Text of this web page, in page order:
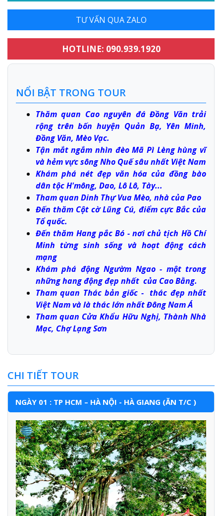
TƯ VẤN QUA ZALO
HOTLINE: 090.939.1920
NỔI BẬT TRONG TOUR
Thăm quan Cao nguyên đá Đồng Văn trải
rộng trên bốn huyện Quản Bạ, Yên Minh,
Đồng Văn, Mèo Vạc.
Tận mắt ngắm nhìn đèo Mã Pì Lèng hùng vĩ
và hẻm vực sông Nho Quế sâu nhất Việt Nam
Khám phá nét đẹp văn hóa của đồng bào
dân tộc H'mông, Dao, Lô Lô, Tày...
Tham quan Dinh Thự Vua Mèo, nhà của Pao
Đến thăm Cột cờ Lũng Cú, điểm cực Bắc của
Tổ quốc.
Đến thăm Hang pắc Bó - nơi chủ tịch Hồ Chí
Minh từng sinh sống và hoạt động cách
mạng
Khám phá động Ngườm Ngao - một trong
những hang động đẹp nhất của Cao Bằng.
Tham quan Thác bản giốc - thác đẹp nhất
Việt Nam và là thác lớn nhất Đông Nam Á
Tham quan Cửa Khẩu Hữu Nghị, Thành Nhà
Mạc, Chợ Lạng Sơn
CHI TIẾT TOUR
NGÀY 01 : TP HCM – HÀ NỘI - HÀ GIANG (ĂN T/C )